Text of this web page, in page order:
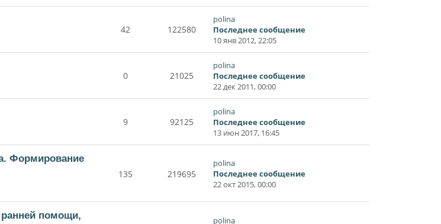
42 122580
polina
Последнее сообщение
10 янв 2012, 22:05
0 21025
polina
Последнее сообщение
22 дек 2011, 00:00
9 92125
polina
Последнее сообщение
13 июн 2017, 16:45
Формирование
135 219695
polina
Последнее сообщение
22 окт 2015, 00:00
помощи,
polina